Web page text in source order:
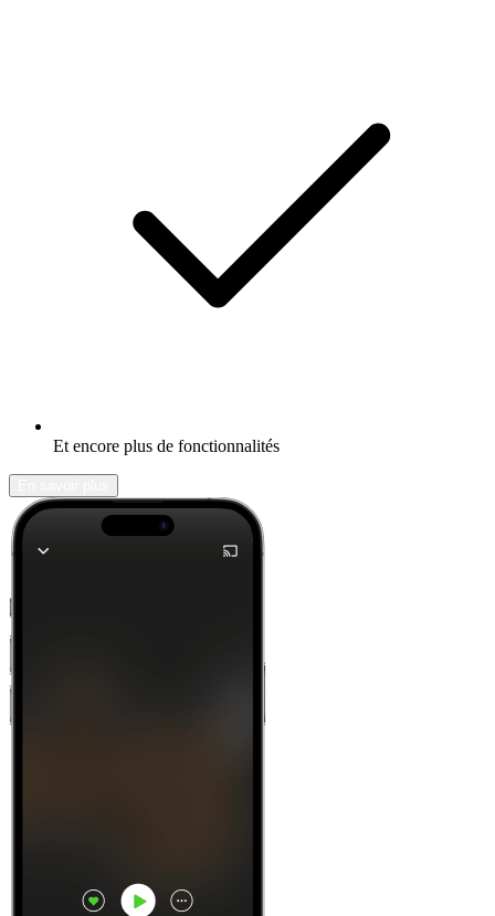
Et encore plus de fonctionnalités